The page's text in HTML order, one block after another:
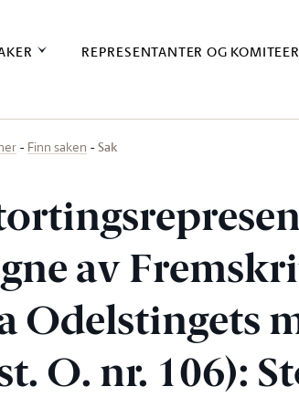
REPRESENTANTER OG KOMITEER
Finn saken Sak
av
Odelstingets
O. nr. 106):